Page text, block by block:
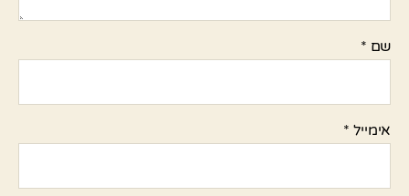
שם *
אימייל *